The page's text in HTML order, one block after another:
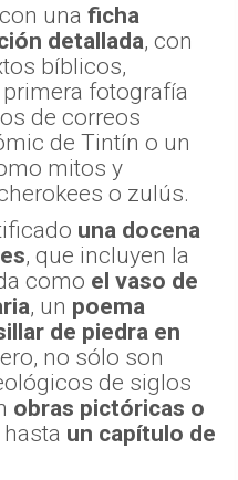
una ficha
detallada, con
bíblicos,
fotografía
de correos
de Tintín o un
mitos y
o zulús.
una docena
, que incluyen la
como el vaso de
, un poema
de piedra en
no sólo son
de siglos
obras pictóricas o
hasta un capítulo de